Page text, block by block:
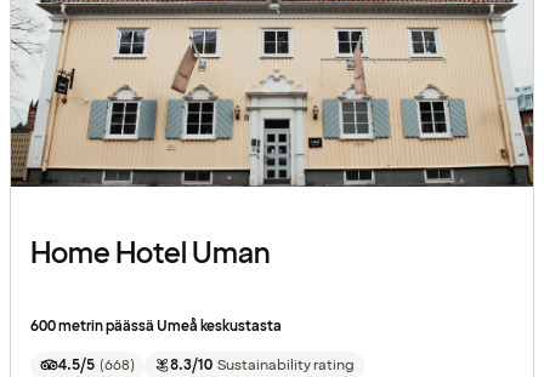
Home Hotel Uman
600 metrin päässä Umeå keskustasta
4.5/5 (668) 8.3/10 Sustainability rating